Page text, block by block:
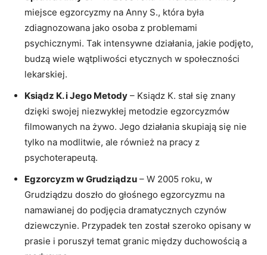
miejsce egzorcyzmy na Anny S., która była
zdiagnozowana jako ⁣osoba z problemami
psychicznymi. Tak intensywne działania, ‍jakie podjęto,
budzą wiele wątpliwości etycznych w społeczności
lekarskiej.
Ksiądz K. i Jego Metody – Ksiądz​ K. stał się znany
dzięki swojej niezwykłej metodzie egzorcyzmów
filmowanych ​na żywo. Jego działania skupiają się nie
tylko​ na modlitwie, ale również na pracy z​
psychoterapeutą.
Egzorcyzm‍ w Grudziądzu – W 2005 roku, w
Grudziądzu doszło do głośnego⁣ egzorcyzmu na
namawianej do ​podjęcia dramatycznych⁤ czynów
⁣dziewczynie. Przypadek ten⁤ został szeroko opisany w
prasie i poruszył temat granic między duchowością a